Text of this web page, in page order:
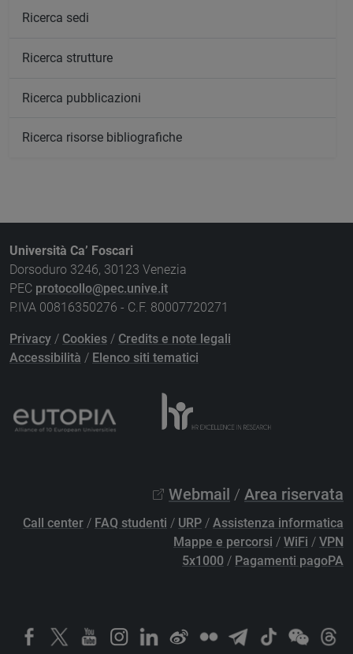
Ricerca sedi
Ricerca strutture
Ricerca pubblicazioni
Ricerca risorse bibliografiche
Università Ca’ Foscari
Dorsoduro 3246, 30123 Venezia
PEC protocollo@pec.unive.it
P.IVA 00816350276 - C.F. 80007720271
Privacy / Cookies / Credits e note legali
Accessibilità / Elenco siti tematici
Webmail / Area riservata
Call center / FAQ studenti / URP / Assistenza informatica
Mappe e percorsi / WiFi / VPN
5x1000 / Pagamenti pagoPA